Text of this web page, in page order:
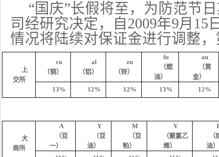
“国庆”长假将至，为防范节
司经研究决定，自 2009年9月 15
情况将陆续对保证金进行调整
上
交所
cu
（铜）
al
（铝）
zn
（锌）
fu
（燃
油）
au
（黄
金）
13%
12% 12% 13% 12%
大
商所
A
（豆
一）
Y
（豆
油）
M
（豆
粕）
V
（聚氯乙
烯）
（
油）